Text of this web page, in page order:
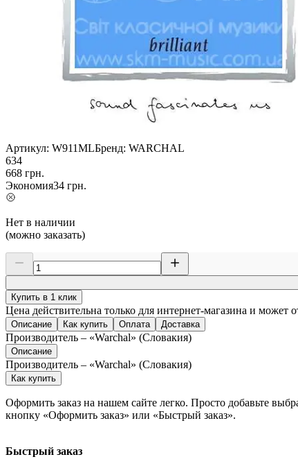
Артикул: W911MLБренд: WARCHAL
634
668 грн.
Экономия34 грн.
Нет в наличии
(можно заказать)
Купить в 1 клик
Цена действительна только для интернет-магазина и может
Описание Как купить Оплата Доставка
Производитель – «Warchal» (Словакия)
Описание
Производитель – «Warchal» (Словакия)
Как купить
Оформить заказ на нашем сайте легко. Просто добавьте
кнопку «Оформить заказ» или «Быстрый заказ».
Быстрый заказ